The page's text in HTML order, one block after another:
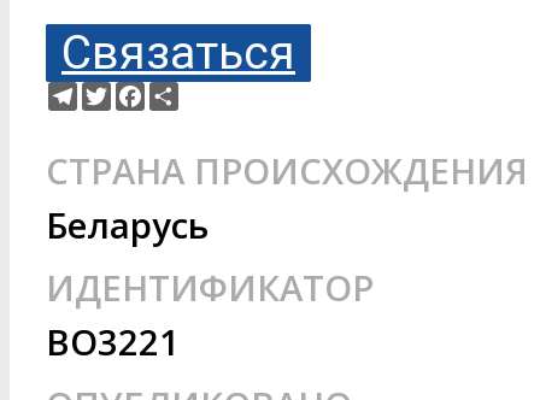
Связаться
Telegram
TwitterFacebook
СТРАНА ПРОИСХОЖДЕНИЯ
Беларусь
ИДЕНТИФИКАТОР
BO3221